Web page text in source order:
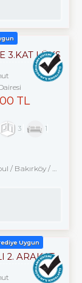
3.KAT LÜKS
TL
3
1
/ Bakırköy/ Kartaltepe
Uygun
2. ARAKAT